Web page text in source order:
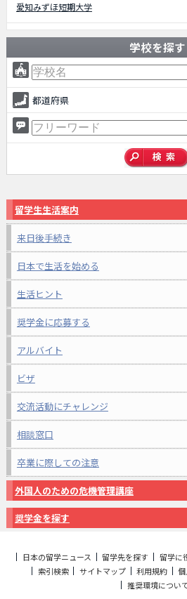
愛知みずほ短期大学
学校を探す
都道府県
留学生生活案内
来日後手続き
日本で生活を始める
生活ヒント
奨学金に応募する
アルバイト
ビザ
交流活動にチャレンジ
相談窓口
卒業に際しての注意
外国人のための危機管理講座
奨学金を探す
日本の留学ニュース 留学先を探す 留学に
索引検索
サイトマップ 利用規約
推奨環境につい